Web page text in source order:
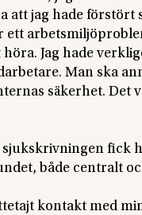
att jag hade förstört
ett
Jag hade
Man ska
säkerhet. Det
sjukskrivningen fick
både centralt
kontakt med